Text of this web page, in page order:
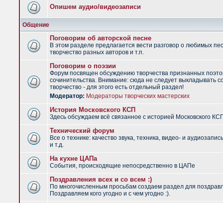
Опишем аудио/видеозаписи
Общение
Поговорим об авторской песне
В этом разделе предлагается вести разговор о любимых
творчество разных авторов и т.п.
Поговорим о поэзии
Форум посвящен обсуждению творчества признанных
сочинительства. Внимание: сюда не следует выкладывать
творчество - для этого есть отдельный раздел!
Модератор: Модераторы творческих мастерских
История Московского КСП
Здесь обсуждаем всё связанное с историей Московского
Технический форум
Все о технике: качество звука, техника, видео- и
и т.д.
На кухне ЦАПа
События, происходящие непосредственно в ЦАПе
Поздравления всех и со всем :)
По многочисленным просьбам создаем раздел для
Поздравляем кого угодно и с чем угодно :).